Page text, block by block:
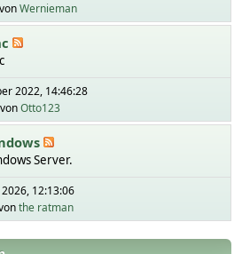
vonWernieman
2022, 14:46:28
vonOtto123
Server.
12:13:06
the ratman